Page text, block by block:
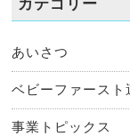
カテゴリー
あいさつ
ベビーファースト
事業トピックス